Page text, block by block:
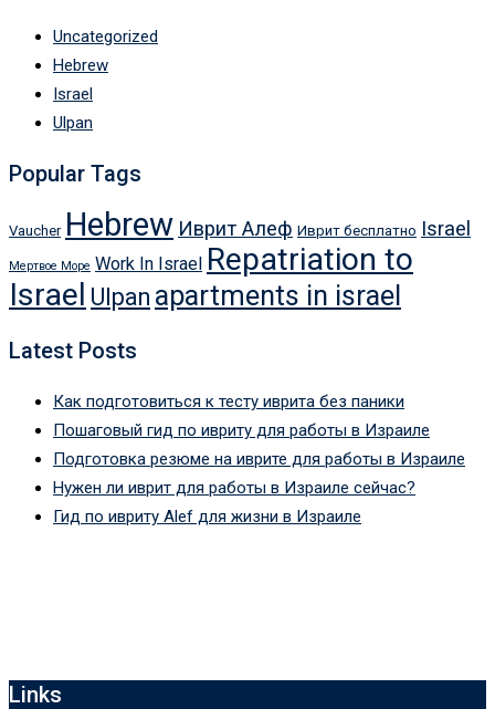
Uncategorized
Hebrew
Israel
Ulpan
Popular Tags
Vaucher Hebrew Иврит Алеф Иврит бесплатно Israel
Мертвое Море Work In Israel Repatriation to
Israel Ulpan apartments in israel
Latest Posts
Как подготовиться к тесту иврита без паники
Пошаговый гид по ивриту для работы в Израиле
Подготовка резюме на иврите для работы в Израиле
Нужен ли иврит для работы в Израиле сейчас?
Гид по ивриту Alef для жизни в Израиле
Links